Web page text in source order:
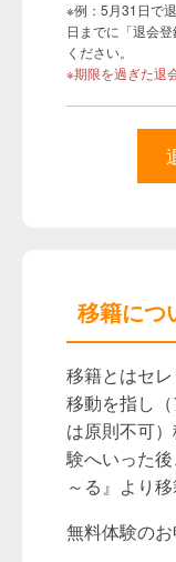
※例：5月31日で
日までに「退会
ください。
※期限を過ぎた退
移籍につ
移籍とはセ
移動を指し
は原則不可
験へいった
～る』より
無料体験の